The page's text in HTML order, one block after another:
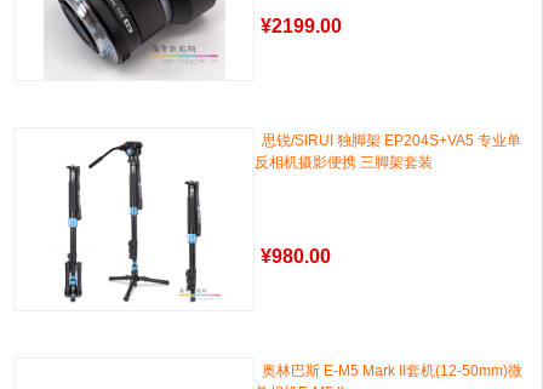
¥2199.00
思锐/SIRUI 独脚架 EP204S+VA5 专业单
反相机摄影便携 三脚架套装
¥980.00
奥林巴斯 E-M5 Mark II套机(12-50mm)微